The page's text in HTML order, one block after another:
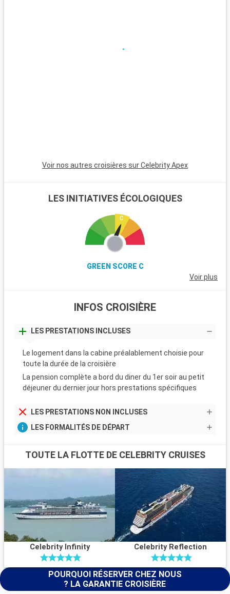
excursions. Le parc national de New Forest, proche de la ville,
Voir nos autres croisières sur Celebrity Apex
LES INITIATIVES ÉCOLOGIQUES
GREEN SCORE C
Voir plus
INFOS CROISIÈRE
LES PRESTATIONS INCLUSES
Le logement dans la cabine préalablement choisie pour
toute la durée de la croisière
La pension complète a bord du diner du 1er soir au petit
déjeuner du dernier jour hors prestations spécifiques
LES PRESTATIONS NON INCLUSES
LES FORMALITÉS DE DÉPART
TOUTE LA FLOTTE DE CELEBRITY CRUISES
Celebrity Infinity Celebrity Reflection
POURQUOI RÉSERVER CHEZ NOUS
? LA GARANTIE CROISIÈRE